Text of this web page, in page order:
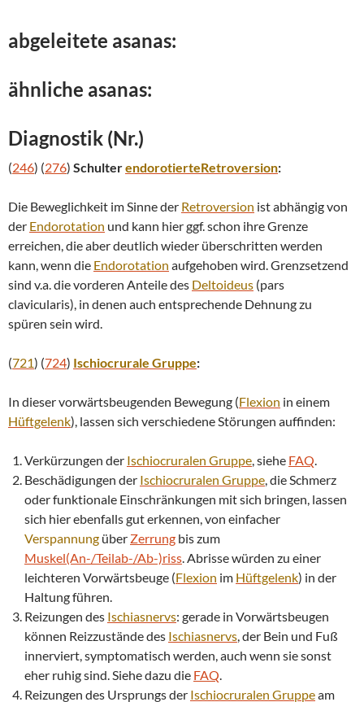
abgeleitete asanas:
ähnliche asanas:
Diagnostik (Nr.)
(246) (276) SchulterendorotierteRetroversion:
Die Beweglichkeit im Sinne der Retroversion ist abhängig von
der Endorotation und kann hier ggf. schon ihre Grenze
erreichen, die aber deutlich wieder überschritten werden
kann, wenn die Endorotation aufgehoben wird. Grenzsetzend
sind v.a. die vorderen Anteile des Deltoideus (pars
clavicularis), in denen auch entsprechende Dehnung zu
spüren sein wird.
(721) (724) Ischiocrurale Gruppe:
In dieser vorwärtsbeugenden Bewegung (Flexion in einem
Hüftgelenk), lassen sich verschiedene Störungen auffinden:
Verkürzungen der Ischiocruralen Gruppe , siehe FAQ
Beschädigungen der Ischiocruralen Gruppe , die Schmerz
oder funktionale Einschränkungen mit sich bringen, lassen
sich hier ebenfalls gut erkennen, von einfacher
Verspannung über Zerrung bis zum
Muskel(An-/Teilab-/Ab-)riss . Abrisse würden zu einer
leichteren Vorwärtsbeuge (Flexion im Hüftgelenk) in der
Haltung führen.
Reizungen des Ischiasnervs: gerade in Vorwärtsbeugen
können Reizzustände des Ischiasnervs , der Bein und Fuß
innerviert, symptomatisch werden, auch wenn sie sonst
eher ruhig sind. Siehe dazu die FAQ
Reizungen des Ursprungs der Ischiocruralen Gruppeam